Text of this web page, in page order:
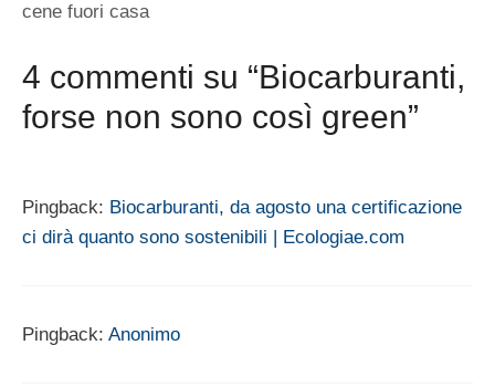
cene fuori casa
4 commenti su “Biocarburanti,
forse non sono così green”
Pingback: Biocarburanti, da agosto una certificazione
ci dirà quanto sono sostenibili | Ecologiae.com
Pingback: Anonimo